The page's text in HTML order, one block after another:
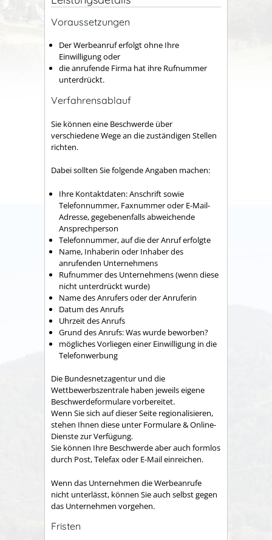
Voraussetzungen
Der Werbeanruf erfolgt ohne Ihre
Einwilligung oder
die anrufende Firma hat ihre Rufnummer
unterdrückt.
Verfahrensablauf
Sie können eine Beschwerde über
verschiedene Wege an die zuständigen Stellen
richten.
Dabei sollten Sie folgende Angaben machen:
Ihre Kontaktdaten: Anschrift sowie
Telefonnummer, Faxnummer oder E-Mail-
Adresse, gegebenenfalls abweichende
Ansprechperson
Telefonnummer, auf die der Anruf erfolgte
Name, Inhaberin oder Inhaber des
anrufenden Unternehmens
Rufnummer des Unternehmens(wenn diese
nicht unterdrückt wurde)
Name des Anrufers oder der Anruferin
Datum des Anrufs
Uhrzeit des Anrufs
Grund des Anrufs: Was wurde beworben?
mögliches Vorliegen einer Einwilligung in die
Telefonwerbung
Die Bundesnetzagentur und die
Wettbewerbszentrale haben jeweils eigene
Beschwerdeformulare vorbereitet.
Wenn Sie sich auf dieser Seite regionalisieren,
stehen Ihnen diese unter Formulare & Online-
Dienste zur Verfügung.
Sie können Ihre Beschwerde aber auch formlos
durch Post, Telefax oder E-Mail einreichen.
Wenn das Unternehmen die Werbeanrufe
nicht unterlässt, können Sie auch selbst gegen
das Unternehmen vorgehen.
Fristen